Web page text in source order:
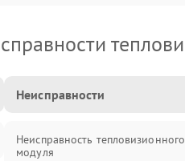
Неисправности
Неисправность тепловизионного
модуля